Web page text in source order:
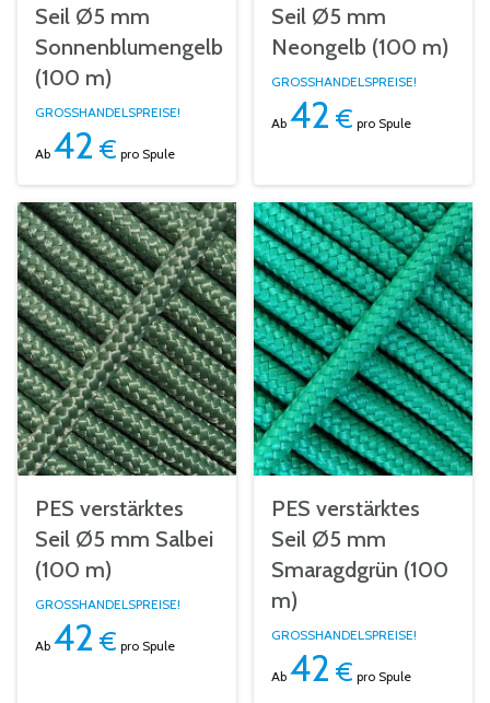
Seil Ø5 mm
Sonnenblumengelb
(100 m)
GROSSHANDELSPREISE!
Ab 42 € pro Spule
Seil Ø5 mm
Neongelb (100 m)
GROSSHANDELSPREISE!
Ab 42 € pro Spule
PES verstärktes
Seil Ø5 mm Salbei
(100 m)
GROSSHANDELSPREISE!
Ab 42 € pro Spule
PES verstärktes
Seil Ø5 mm
Smaragdgrün (100
m)
GROSSHANDELSPREISE!
Ab 42 € pro Spule